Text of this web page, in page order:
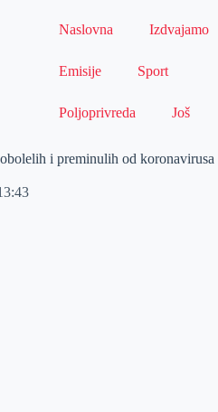
Naslovna Izdvajamo
Emisije Sport
Poljoprivreda Još
i preminulih od koronavirusa